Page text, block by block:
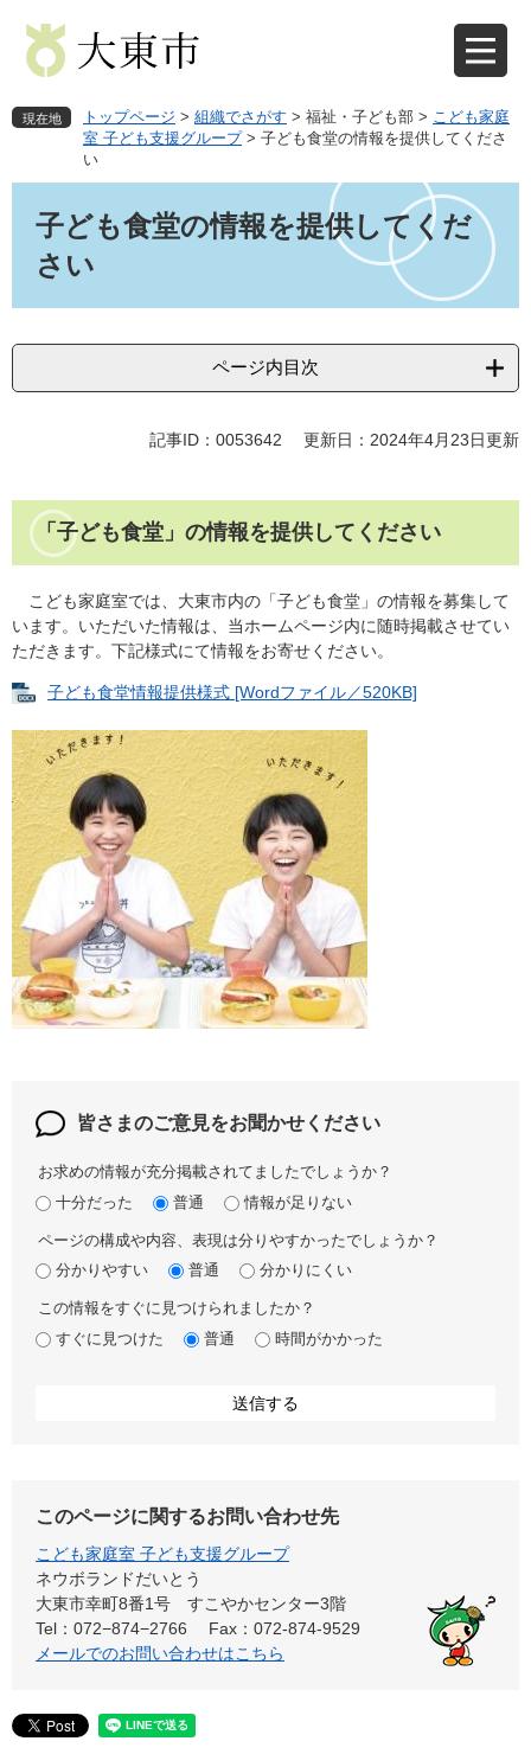
先
す
を
し
現在地 トップページ > 組織でさがす > 福祉・子ども部 > こども家庭
室 子ども支援グループ > 子ども食堂の情報を提供してくださ
い
子ども食堂の情報を提供してくだ
さい
ページ内目次
記事ID：0053642 更新日：2024年4月23日更新
「子ども食堂」の情報を提供してください
こども家庭室では、大東市内の「子ども食堂」の情報を募集して
います。いただいた情報は、当ホームページ内に随時掲載させてい
ただきます。下記様式にて情報をお寄せください。
子ども食堂情報提供様式 [Wordファイル／520KB]
皆さまのご意見をお聞かせください
お求めの情報が充分掲載されてましたでしょうか？
十分だった
普通 情報が足りない
ページの構成や内容、表現は分りやすかったでしょうか？
分かりやすい
普通 分かりにくい
この情報をすぐに見つけられましたか？
すぐに見つけた
普通 時間がかかった
このページに関するお問い合わせ先
こども家庭室 子ども支援グループ
ネウボランドだいとう
大東市幸町8番1号 すこやかセンター3階
Tel：072−874−2766
Fax：072-874-9529
メールでのお問い合わせはこちら